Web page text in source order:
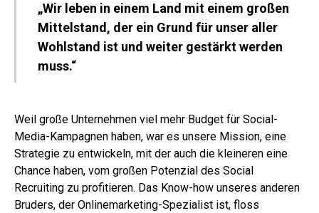
„Wir leben in einem Land mit einem großen
Mittelstand, der ein Grund für unser aller
Wohlstand ist und weiter gestärkt werden
muss.“
Weil große Unternehmen viel mehr Budget für Social-
Media-Kampagnen haben, war es unsere Mission, eine
Strategie zu entwickeln, mit der auch die kleineren eine
Chance haben, vom großen Potenzial des Social
Recruiting zu profitieren. Das Know-how unseres anderen
Bruders, der Onlinemarketing-Spezialist ist, floss